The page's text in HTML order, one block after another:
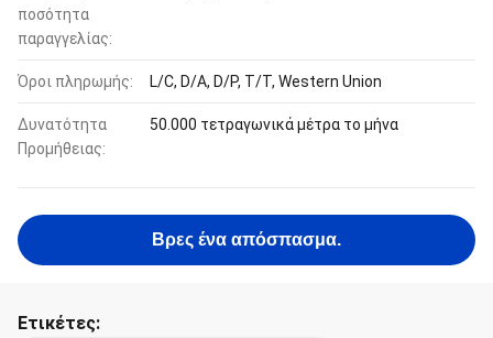
ποσότητα
παραγγελίας:
Όροι πληρωμής: L/C, D/A, D/P, T/T, Western Union
Δυνατότητα
Προμήθειας:
50.000 τετραγωνικά μέτρα το μήνα
Βρες ένα απόσπασμα.
Ετικέτες: